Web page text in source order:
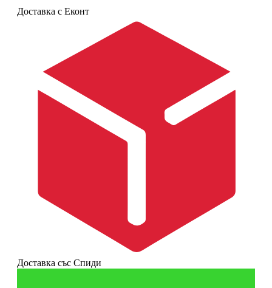
Доставка с Еконт
Доставка със Спиди